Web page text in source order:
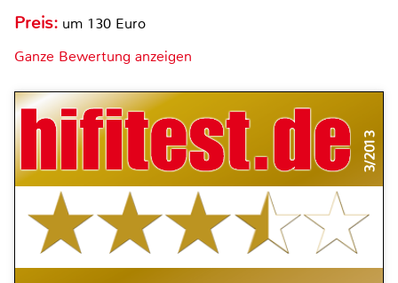
Preis: um 130 Euro
Ganze Bewertung anzeigen
3/2013